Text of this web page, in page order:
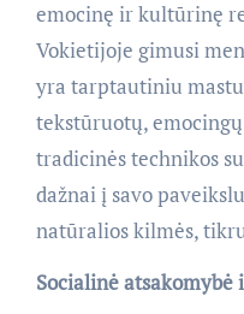
emocinę ir kultūrinę
Vokietijoje gimusi
yra tarptautiniu
tekstūruotų,
tradicinės technikos
dažnai į savo
natūralios kilmės,
Socialinė